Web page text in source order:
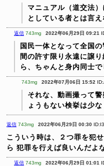
マニュアル（道交法
としている者とは言え
返信 743mg 2022年06月29日 09:21
国民一体となって全国
間の許す限り永遠に譲り
ら、ちゃんと身内同士
743mg 2022年07月06日 15:52
それな、動画撮って
ょうもない検挙は少な
返信 743mg 2022年06月29日 00:30
こういう時は、２つ罪を犯
ら 犯罪を行えば良いんだよ
返信 743mg 2022年06月29日 01:01